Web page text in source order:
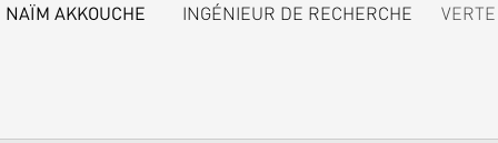
NAÏM AKKOUCHE INGÉNIEUR DE RECHERCHE VERTE